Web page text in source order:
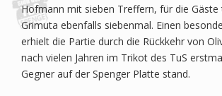
Hofmann mit sieben Treffern, für die
Grimuta ebenfalls siebenmal. Einen
erhielt die Partie durch die Rückkehr von
nach vielen Jahren im Trikot des TuS
Gegner auf der Spenger Platte stand.